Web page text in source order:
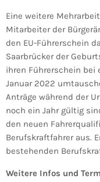
Eine weitere
Mitarbeiter der
den EU-Führerschein
Saarbrücker der
ihren Führerschein bei
Januar 2022
Anträge während der
noch ein Jahr gültig
den neuen
Berufskraftfahrer aus.
bestehenden
Weitere Infos und